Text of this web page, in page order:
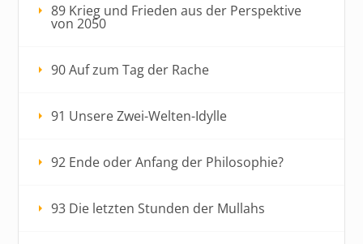
89 Krieg und Frieden aus der Perspektive
von 2050
90 Auf zum Tag der Rache
91 Unsere Zwei-Welten-Idylle
92 Ende oder Anfang der Philosophie?
93 Die letzten Stunden der Mullahs